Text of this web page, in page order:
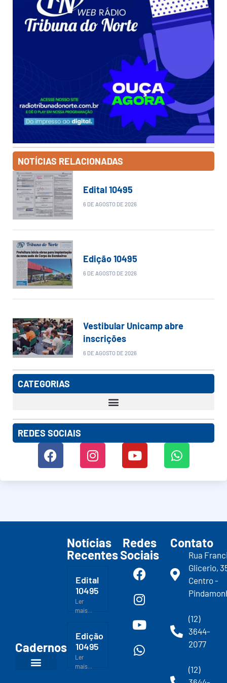
NOTÍCIAS RELACIONADAS
Edital 10495
6 DE AGOSTO DE 2026
Edição 10495
6 DE AGOSTO DE 2026
Vestibular Unicamp abre
inscrições
6 DE AGOSTO DE 2026
CATEGORIAS
REDES SOCIAIS
Cadernos
Notícias
Recentes
Edital
10495
Ler
mais...
Edição
10495
Ler
mais...
Redes
Sociais
Contato
Rua
Glicerio,
Centro -
(12)
3644-
2077
(12)